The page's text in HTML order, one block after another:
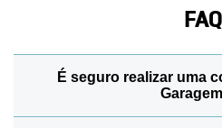
FAQ
É seguro realizar uma